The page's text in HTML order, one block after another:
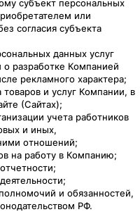
субъект персональных
или
согласия субъекта
данных услуг
разработке Компанией
рекламного характера;
и услуг Компании, в
(Сайтах);
учета работников
и иных,
отношений;
на работу в Компанию;
и обязанностей,
РФ.